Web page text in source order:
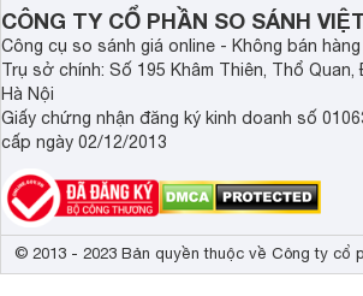
CÔNG TY CỔ PHẦN SO SÁNH
Công cụ so sánh giá online - Không bán hàng
Trụ sở chính: Số 195 Khâm Thiên, Thổ Quan,
Hà Nội
Giấy chứng nhận đăng ký kinh doanh số
cấp ngày 02/12/2013
© 2013 - 2023 Bản quyền thuộc về Công ty cổ